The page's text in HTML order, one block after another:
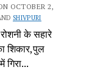
OCTOBER 2,
SHIVPURI
के सहारे
शिकार,पुल